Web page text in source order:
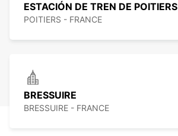
ESTACIÓN DE TREN DE POITIERS
POITIERS - FRANCE
BRESSUIRE
BRESSUIRE - FRANCE